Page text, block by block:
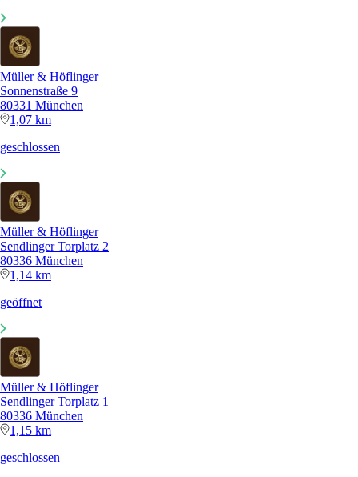
Müller & Höflinger
Sonnenstraße 9
80331 München
1,07 km
geschlossen
Müller & Höflinger
Sendlinger Torplatz 2
80336 München
1,14 km
geöffnet
Müller & Höflinger
Sendlinger Torplatz 1
80336 München
1,15 km
geschlossen